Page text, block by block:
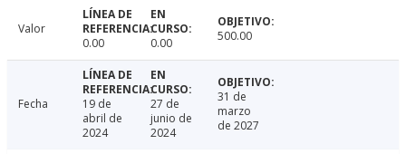
Valor
0.00
0.00 500.00
Fecha
19 de
abril de
2024
27 de
junio de
2024
31 de
marzo
de 2027